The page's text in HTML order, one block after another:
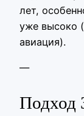
лет,
уже высоко
авиация).
—
Подход